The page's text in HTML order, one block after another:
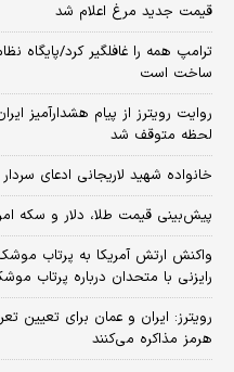
قیمت جدید مرغ اعلام شد
ترامپ همه را غافلگیر کرد/پایگاه
ساخت است
روایت رویترز از پیام هشدارآمیز
لحظه متوقف شد
خانواده شهید لاریجانی ادعای
پیش‌بینی قیمت طلا، دلار و سکه امروز
واکنش ارتش آمریکا به پرتاب
رایزنی با متحدان درباره پرتاب
هرمز مذاکره می‌کنند